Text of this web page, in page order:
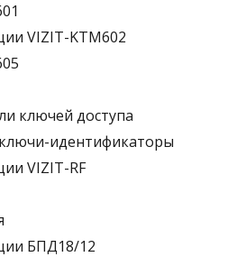
VIZIT-KTM602
ключей доступа
идентификаторы
VIZIT-RF
БПД18/12